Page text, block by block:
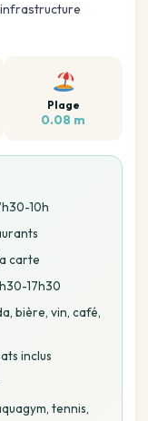
infrastructure
Plage
0.08 m
10h
carte
17h30
bière, vin, café,
inclus
tennis,